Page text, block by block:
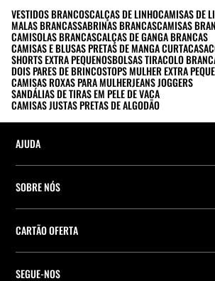
VESTIDOS BRANCOSCALÇAS DE LINHOCAMISAS DE
MALAS BRANCASSABRINAS BRANCASCAMISAS
CAMISOLAS BRANCASCALÇAS DE GANGA BRANCAS
CAMISAS E BLUSAS PRETAS DE MANGA CURTA
SHORTS EXTRA PEQUENOSBOLSAS TIRACOLO
DOIS PARES DE BRINCOSTOPS MULHER EXTRA
CAMISAS ROXAS PARA MULHERJEANS JOGGERS
SANDÁLIAS DE TIRAS EM PELE DE VACA
CAMISAS JUSTAS PRETAS DE ALGODÃO
AJUDA
Localiza a tua encomenda
Localizador de pontos de entrega
SOBRE NÓS
Empresa
CARTÃO OFERTA
SEGUE-NOS